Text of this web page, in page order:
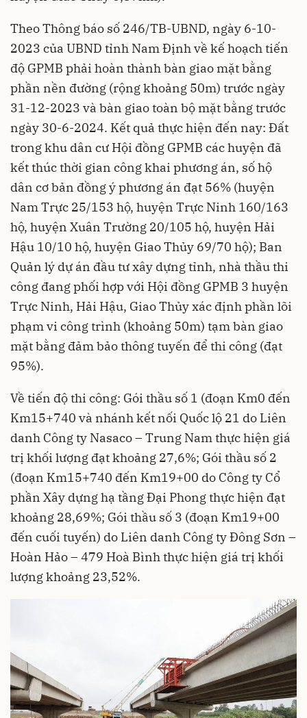
Theo Thông báo số 246/TB-UBND, ngày 6-10-
2023 của UBND tỉnh Nam Địnhvề kế hoạch tiến
độ GPMB phải hoàn thành bàn giao mặt bằng
phần nền đường (rộng khoảng 50m) trước ngày
31-12-2023 và bàn giao toàn bộ mặt bằng trước
ngày 30-6-2024. Kết quả thực hiện đến nay: Đất
trong khu dân cư Hội đồng GPMB các huyện đã
kết thúc thời gian công khai phương án, số hộ
dân cơ bản đồng ý phương án đạt 56% (huyện
Nam Trực 25/153 hộ, huyện Trực Ninh 160/163
hộ, huyện Xuân Trường 20/105 hộ, huyện Hải
Hậu 10/10 hộ, huyện Giao Thủy 69/70 hộ); Ban
Quản lý dự án đầu tư xây dựng tỉnh, nhà thầu thi
công đang phối hợp với Hội đồng GPMB 3 huyện
Trực Ninh, Hải Hậu, Giao Thủy xác định phần lõi
phạm vi công trình (khoảng 50m) tạm bàn giao
mặt bằng đảm bảo thông tuyến để thi công (đạt
95%).
Về tiến độ thi công: Gói thầu số 1 (đoạn Km0 đến
Km15+740 và nhánh kết nối Quốc lộ 21 do Liên
danh Công ty Nasaco – Trung Nam thực hiện giá
trị khối lượng đạt khoảng 27,6%; Gói thầu số 2
(đoạn Km15+740 đến Km19+00 do Công ty Cổ
phần Xây dựng hạ tầng Đại Phong thực hiện đạt
khoảng 28,69%; Gói thầu số 3 (đoạn Km19+00
đến cuối tuyến) do Liên danh Công ty Đông Sơn –
Hoàn Hảo – 479 Hoà Bình thực hiện giá trị khối
lượng khoảng 23,52%.